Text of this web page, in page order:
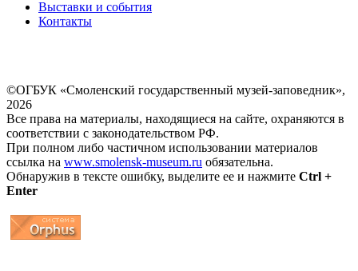
Выставки и события
Контакты
©ОГБУК «Смоленский государственный музей-заповедник»,
2026
Все права на материалы, находящиеся на сайте, охраняются в
соответствии с законодательством РФ.
При полном либо частичном использовании материалов
ссылка на www.smolensk-museum.ru обязательна.
Обнаружив в тексте ошибку, выделите ее и нажмите Ctrl +
Enter